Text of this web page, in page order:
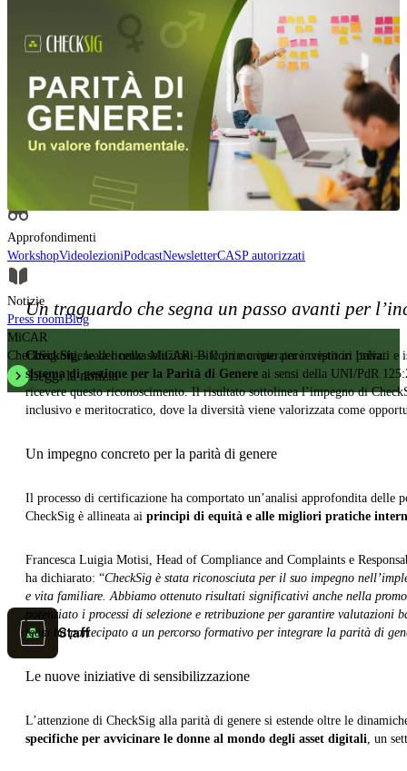
Scopri CheckSig Clear, la nostra piattaforma per intermediari finanziari.
Scopri di più
Acquista BTC, ETH e altri digital asset e crea il tuo portafoglio con un
approccio professionale.
Scopri tutti gli asset
Data provided by CoinGecko
Approfondimenti, analisi e contenuti formativi per comprendere in modo
autorevole l'evoluzione del settore.
Approfondimenti
WorkshopVideolezioniPodcastNewsletterCASP autorizzati
Notizie
Press roomBlog
MiCAR
CheckSig ottiene la licenza MiCAR — Il primo operatore cripto in Italia.
Leggi la notizia
Staff
Un traguardo che segna un passo avanti per
CheckSig, leader nelle soluzioni Bitcoin e cripto per investitori privati e
sistema di gestione per la Parità di Genere ai sensi della UNI/PdR
ricevere questo riconoscimento. Il risultato sottolinea l’impegno di
inclusivo e meritocratico, dove la diversità viene valorizzata come
Un impegno concreto per la parità di genere
Il processo di certificazione ha comportato un’analisi approfondita delle
CheckSig è allineata ai principi di equità e alle migliori pratiche
Francesca Luigia Motisi, Head of Compliance and Complaints e
ha dichiarato: “CheckSig è stata riconosciuta per il suo impegno
e vita familiare. Abbiamo ottenuto risultati significativi anche nella
potenziato i processi di selezione e retribuzione per garantire valutazioni
team ha partecipato a un percorso formativo per integrare la parità di
Le nuove iniziative di sensibilizzazione
L’attenzione di CheckSig alla parità di genere si estende oltre le
specifiche per avvicinare le donne al mondo degli asset digitali , un